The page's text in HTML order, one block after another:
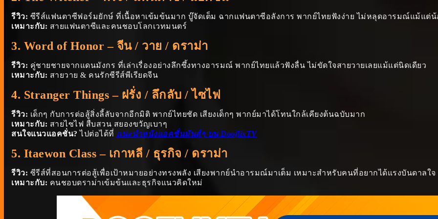
รีวิว: ซีรีส์แฟนตาซีฟอร์มยักษ์ ที่เนื้อหาเข้มข้นมาก บู๊จัดเต็ม ฉากแฟนตาซีอลังการ พากย์ไทยฟังง่าย ไม่หลุดอารมณ์แม้แต่น้
เหมาะกับ: สายแฟนตาซีและคนชอบโลกเวทมนตร์
3. Word of Honor – จีน / วาย / ดราม่า
รีวิว: คู่ชายชายจากแดนมังกร ที่เล่าเรื่องอย่างลึกซึ้งทางอารมณ์ พากย์ไทยแล้วฟังลื่น ไม่ขัดใจสายวายเลยแม้แต่นิดเดียว
เหมาะกับ: สายวาย & คนรักซีรีส์พีเรียดจีน
4. Stranger Things – ฝรั่ง / ลึกลับ / ไซไฟ
รีวิว: เด็กๆ กับการต่อสู้สิ่งลี้ลับจากอีกมิติ พากย์ไทยชัด เสียงเด็กๆ พากย์มาได้โทนใกล้เคียงต้นฉบับมาก
เหมาะกับ: สายไซไฟ สืบสวน สยองขวัญเบาๆ
สนใจแนวแอคชั่น? ไปต่อได้ที่ แนะนำหนังแอคชั่นมันส์ๆ บน DooflixTV
5. Itaewon Class – เกาหลี / ธุรกิจ / ดราม่า
รีวิว: ซีรีส์ที่สอนการต่อสู้เพื่อเป้าหมายอย่างทรงพลัง เสียงพากย์นำอารมณ์มาเต็ม เหมาะสำหรับคนที่อยากได้แรงบันดาลใจ
เหมาะกับ: คนชอบดราม่าเข้มข้นและธุรกิจแนวคิดใหม่